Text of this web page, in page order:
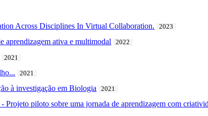
Across Disciplines In Virtual Collaboration. 2023
aprendizagem ativa e multimodal 2022
2021
2021
à investigação em Biologia 2021
Projeto piloto sobre uma jornada de aprendizagem com